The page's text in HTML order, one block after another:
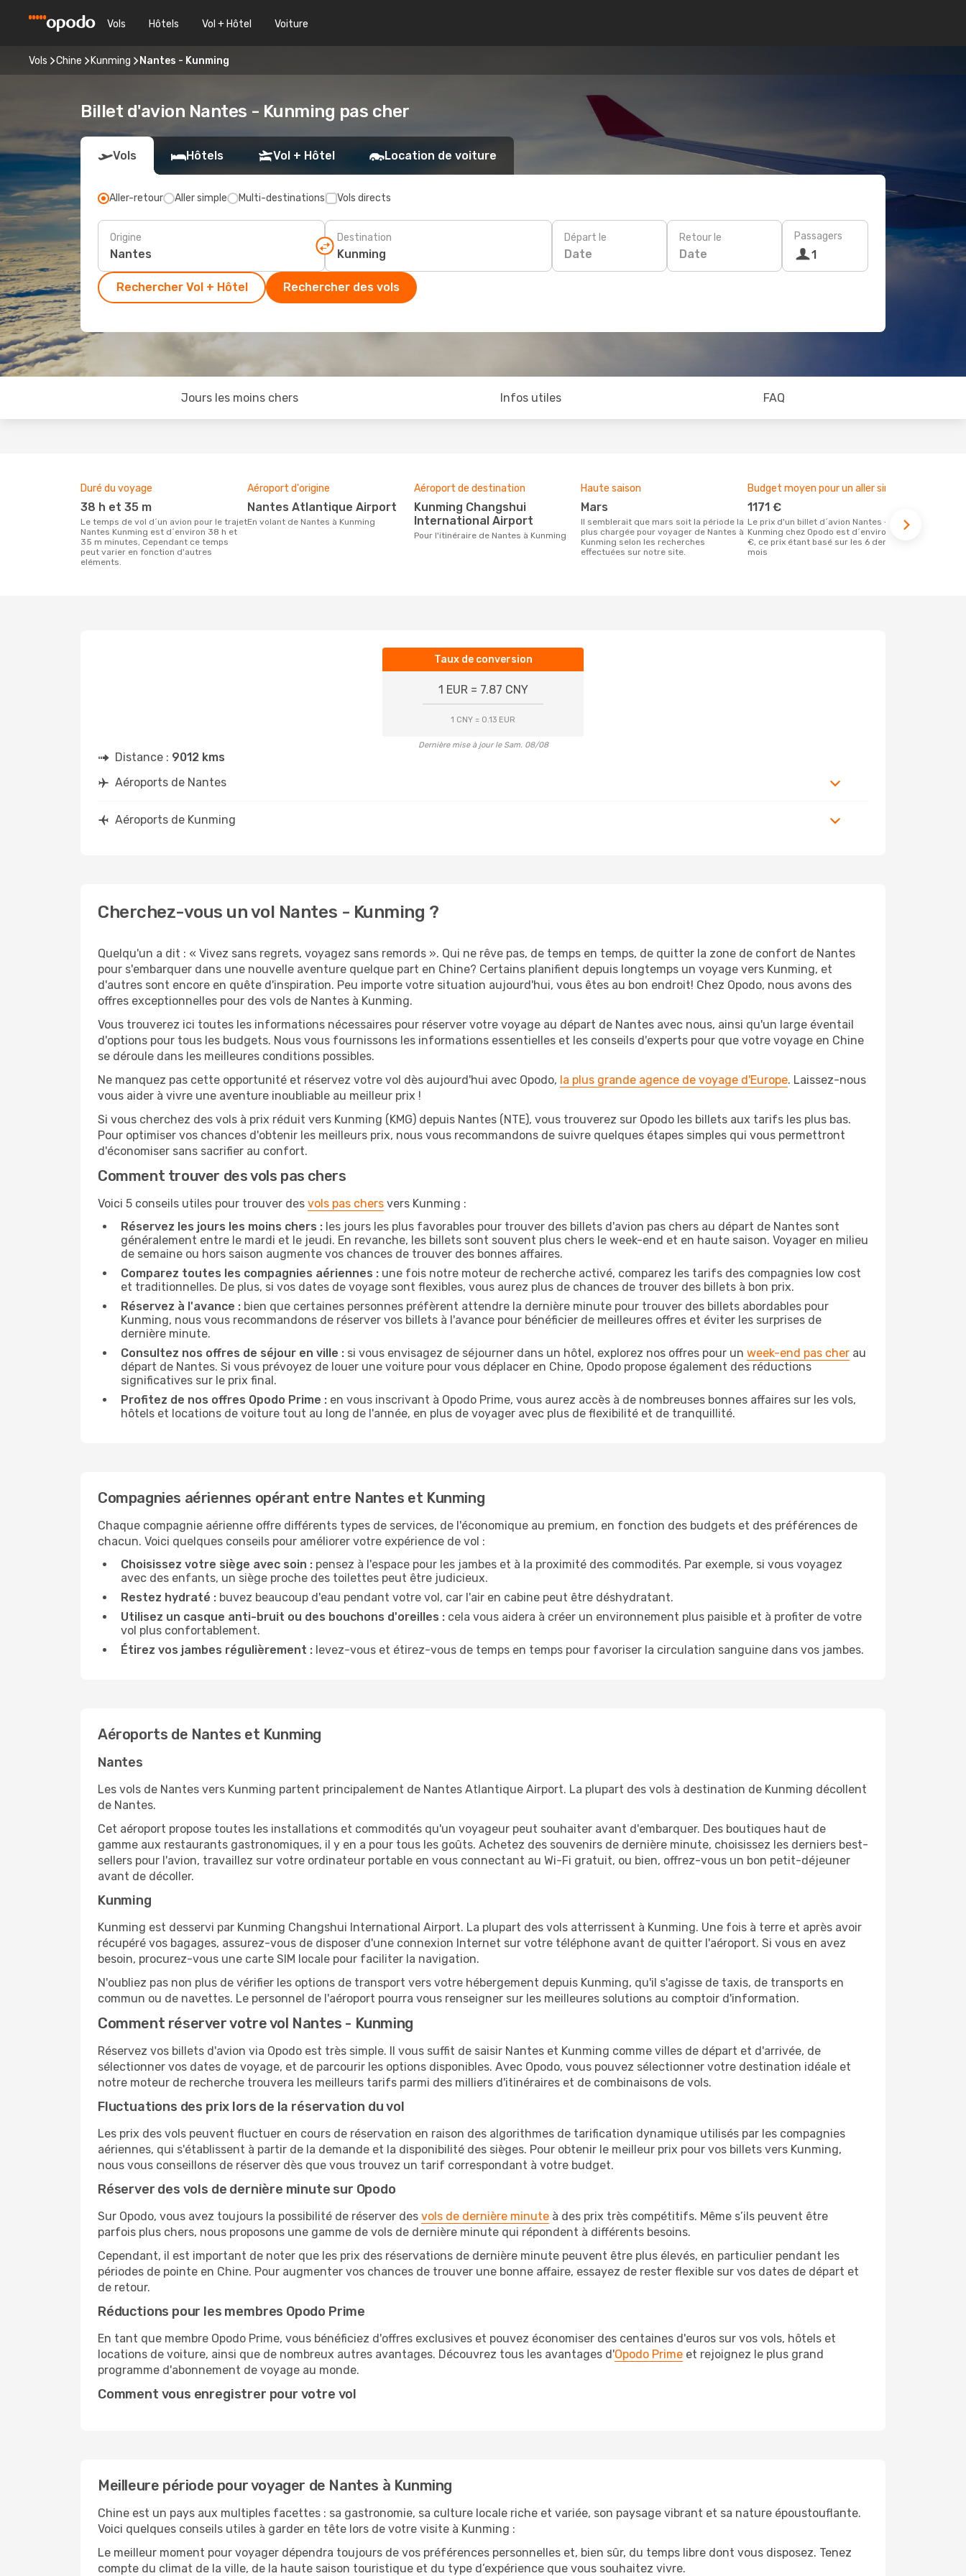
Vols Hôtels Vol + Hôtel Voiture
Vols Chine Kunming Nantes - Kunming
Billet d'avion Nantes - Kunming pas cher
Vols Hôtels Vol + Hôtel Location de voiture
Aller-retour Aller simple Multi-destinations Vols directs
Origine Destination Départ le
Date
Retour le
Date
Passagers
1
Rechercher Vol + Hôtel Rechercher des vols
Jours les moins chers Infos utiles FAQ
Duré du voyage
38 h et 35 m
Le temps de vol d´un avion pour le trajet
Nantes Kunming est d´environ 38 h et
35 m minutes, Cependant ce temps
peut varier en fonction d'autres
eléments.
Aéroport d'origine
Nantes Atlantique Airport
En volant de Nantes à Kunming
Aéroport de destination
Kunming Changshui
International Airport
Pour l'itinéraire de Nantes à Kunming
Haute saison
mars
Il semblerait que mars soit la période la
plus chargée pour voyager de Nantes à
Kunming selon les recherches
effectuées sur notre site.
Budget moyen pour un aller simple
1171 €
Le prix d'un billet d´avion Nantes -
Kunming chez Opodo est d´environ 1171
€, ce prix étant basé sur les 6 derniers
mois
Taux de conversion
1 EUR = 7.87 CNY
1 CNY = 0.13 EUR
Dernière mise à jour le Sam. 08/08
Distance : 9012 kms
Aéroports de Nantes
Aéroports de Kunming
Cherchez-vous un vol Nantes - Kunming ?
Quelqu'un a dit : « Vivez sans regrets, voyagez sans remords ». Qui ne rêve pas, de temps en temps, de quitter la zone de confort de Nantes
pour s'embarquer dans une nouvelle aventure quelque part en Chine? Certains planifient depuis longtemps un voyage vers Kunming, et
d'autres sont encore en quête d'inspiration. Peu importe votre situation aujourd'hui, vous êtes au bon endroit! Chez Opodo, nous avons des
offres exceptionnelles pour des vols de Nantes à Kunming.
Vous trouverez ici toutes les informations nécessaires pour réserver votre voyage au départ de Nantes avec nous, ainsi qu'un large éventail
d'options pour tous les budgets. Nous vous fournissons les informations essentielles et les conseils d'experts pour que votre voyage en Chine
se déroule dans les meilleures conditions possibles.
Ne manquez pas cette opportunité et réservez votre vol dès aujourd'hui avec Opodo, la plus grande agence de voyage d'Europe. Laissez-nous
vous aider à vivre une aventure inoubliable au meilleur prix !
Si vous cherchez des vols à prix réduit vers Kunming (KMG) depuis Nantes (NTE), vous trouverez sur Opodo les billets aux tarifs les plus bas.
Pour optimiser vos chances d'obtenir les meilleurs prix, nous vous recommandons de suivre quelques étapes simples qui vous permettront
d'économiser sans sacrifier au confort.
Comment trouver des vols pas chers
Voici 5 conseils utiles pour trouver des vols pas chers vers Kunming :
Réservez les jours les moins chers : les jours les plus favorables pour trouver des billets d'avion pas chers au départ de Nantes sont
généralement entre le mardi et le jeudi. En revanche, les billets sont souvent plus chers le week-end et en haute saison. Voyager en milieu
de semaine ou hors saison augmente vos chances de trouver des bonnes affaires.
Comparez toutes les compagnies aériennes : une fois notre moteur de recherche activé, comparez les tarifs des compagnies low cost
et traditionnelles. De plus, si vos dates de voyage sont flexibles, vous aurez plus de chances de trouver des billets à bon prix.
Réservez à l'avance : bien que certaines personnes préfèrent attendre la dernière minute pour trouver des billets abordables pour
Kunming, nous vous recommandons de réserver vos billets à l'avance pour bénéficier de meilleures offres et éviter les surprises de
dernière minute.
Consultez nos offres de séjour en ville : si vous envisagez de séjourner dans un hôtel, explorez nos offres pour un week-end pas cher au
départ de Nantes. Si vous prévoyez de louer une voiture pour vous déplacer en Chine, Opodo propose également des réductions
significatives sur le prix final.
Profitez de nos offres Opodo Prime : en vous inscrivant à Opodo Prime, vous aurez accès à de nombreuses bonnes affaires sur les vols,
hôtels et locations de voiture tout au long de l'année, en plus de voyager avec plus de flexibilité et de tranquillité.
Compagnies aériennes opérant entre Nantes et Kunming
Chaque compagnie aérienne offre différents types de services, de l'économique au premium, en fonction des budgets et des préférences de
chacun. Voici quelques conseils pour améliorer votre expérience de vol :
Choisissez votre siège avec soin : pensez à l'espace pour les jambes et à la proximité des commodités. Par exemple, si vous voyagez
avec des enfants, un siège proche des toilettes peut être judicieux.
Restez hydraté : buvez beaucoup d'eau pendant votre vol, car l'air en cabine peut être déshydratant.
Utilisez un casque anti-bruit ou des bouchons d'oreilles : cela vous aidera à créer un environnement plus paisible et à profiter de votre
vol plus confortablement.
Étirez vos jambes régulièrement : levez-vous et étirez-vous de temps en temps pour favoriser la circulation sanguine dans vos jambes.
Aéroports de Nantes et Kunming
Nantes
Les vols de Nantes vers Kunming partent principalement de Nantes Atlantique Airport. La plupart des vols à destination de Kunming décollent
de Nantes.
Cet aéroport propose toutes les installations et commodités qu'un voyageur peut souhaiter avant d'embarquer. Des boutiques haut de
gamme aux restaurants gastronomiques, il y en a pour tous les goûts. Achetez des souvenirs de dernière minute, choisissez les derniers best-
sellers pour l'avion, travaillez sur votre ordinateur portable en vous connectant au Wi-Fi gratuit, ou bien, offrez-vous un bon petit-déjeuner
avant de décoller.
Kunming
Kunming est desservi par Kunming Changshui International Airport. La plupart des vols atterrissent à Kunming. Une fois à terre et après avoir
récupéré vos bagages, assurez-vous de disposer d'une connexion Internet sur votre téléphone avant de quitter l'aéroport. Si vous en avez
besoin, procurez-vous une carte SIM locale pour faciliter la navigation.
N'oubliez pas non plus de vérifier les options de transport vers votre hébergement depuis Kunming, qu'il s'agisse de taxis, de transports en
commun ou de navettes. Le personnel de l'aéroport pourra vous renseigner sur les meilleures solutions au comptoir d'information.
Comment réserver votre vol Nantes - Kunming
Réservez vos billets d'avion via Opodo est très simple. Il vous suffit de saisir Nantes et Kunming comme villes de départ et d'arrivée, de
sélectionner vos dates de voyage, et de parcourir les options disponibles. Avec Opodo, vous pouvez sélectionner votre destination idéale et
notre moteur de recherche trouvera les meilleurs tarifs parmi des milliers d'itinéraires et de combinaisons de vols.
Fluctuations des prix lors de la réservation du vol
Les prix des vols peuvent fluctuer en cours de réservation en raison des algorithmes de tarification dynamique utilisés par les compagnies
aériennes, qui s'établissent à partir de la demande et la disponibilité des sièges. Pour obtenir le meilleur prix pour vos billets vers Kunming,
nous vous conseillons de réserver dès que vous trouvez un tarif correspondant à votre budget.
Réserver des vols de dernière minute sur Opodo
Sur Opodo, vous avez toujours la possibilité de réserver des vols de dernière minute à des prix très compétitifs. Même s’ils peuvent être
parfois plus chers, nous proposons une gamme de vols de dernière minute qui répondent à différents besoins.
Cependant, il est important de noter que les prix des réservations de dernière minute peuvent être plus élevés, en particulier pendant les
périodes de pointe en Chine. Pour augmenter vos chances de trouver une bonne affaire, essayez de rester flexible sur vos dates de départ et
de retour.
Réductions pour les membres Opodo Prime
En tant que membre Opodo Prime, vous bénéficiez d'offres exclusives et pouvez économiser des centaines d'euros sur vos vols, hôtels et
locations de voiture, ainsi que de nombreux autres avantages. Découvrez tous les avantages d'Opodo Prime et rejoignez le plus grand
programme d'abonnement de voyage au monde.
Comment vous enregistrer pour votre vol
Meilleure période pour voyager de Nantes à Kunming
Chine est un pays aux multiples facettes : sa gastronomie, sa culture locale riche et variée, son paysage vibrant et sa nature époustouflante.
Voici quelques conseils utiles à garder en tête lors de votre visite à Kunming :
Le meilleur moment pour voyager dépendra toujours de vos préférences personnelles et, bien sûr, du temps libre dont vous disposez. Tenez
compte du climat de la ville, de la haute saison touristique et du type d’expérience que vous souhaitez vivre.